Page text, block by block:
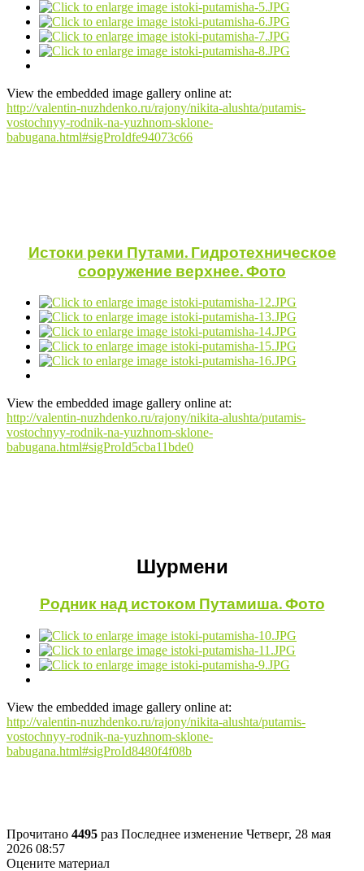
View the embedded image gallery online at:
http://valentin-nuzhdenko.ru/rajony/nikita-alushta/putamis-
vostochnyy-rodnik-na-yuzhnom-sklone-
babugana.html#sigProIdfe94073c66
Истоки реки Путами. Гидротехническое
сооружение верхнее. Фото
View the embedded image gallery online at:
http://valentin-nuzhdenko.ru/rajony/nikita-alushta/putamis-
vostochnyy-rodnik-na-yuzhnom-sklone-
babugana.html#sigProId5cba11bde0
Шурмени
Родник над истоком Путамиша. Фото
View the embedded image gallery online at:
http://valentin-nuzhdenko.ru/rajony/nikita-alushta/putamis-
vostochnyy-rodnik-na-yuzhnom-sklone-
babugana.html#sigProId8480f4f08b
Прочитано 4495 раз Последнее изменение Четверг, 28 мая
2026 08:57
Оцените материал